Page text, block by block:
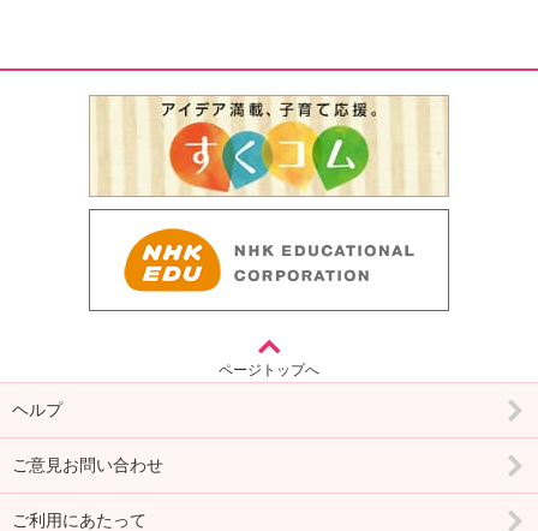
ページトップへ
ヘルプ
ご意見お問い合わせ
ご利用にあたって